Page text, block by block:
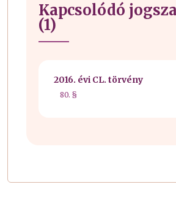
Kapcsolódó
(1)
2016. évi CL. törvény
80. §